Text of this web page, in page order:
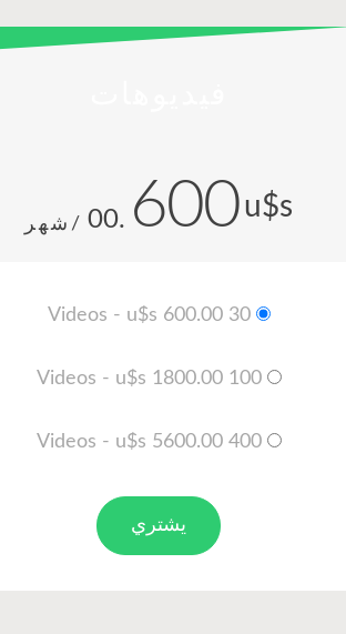
u$s
600
.00 /شهر
30 Videos - u$s 600.00
100 Videos - u$s 1800.00
400 Videos - u$s 5600.00
يشتري